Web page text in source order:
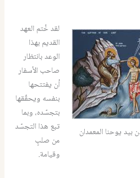
بيد يوحنا المعمدان
لقد خُتم العهد
القديم بهذا
الوعد بانتظار
صاحب الأسفار
أن يفتتحها
بنفسه ويحقّقها
بتجسّده، وبما
تبع هذا التجسّد
من صلبٍ
وقيامة.